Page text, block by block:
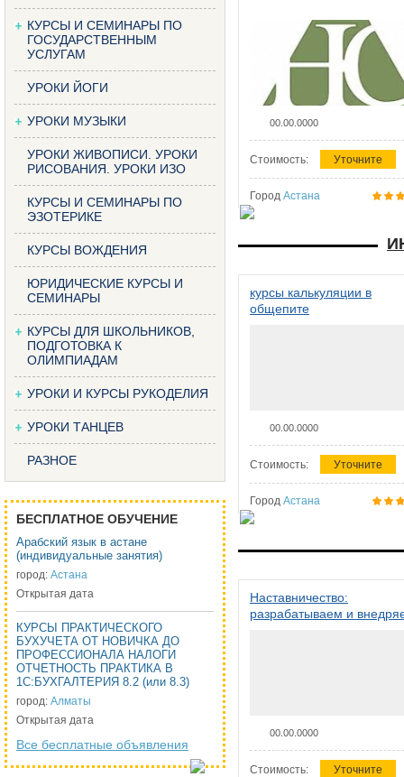
КУРСЫ И СЕМИНАРЫ ПО
ГОСУДАРСТВЕННЫМ
УСЛУГАМ
УРОКИ ЙОГИ
УРОКИ МУЗЫКИ
УРОКИ ЖИВОПИСИ. УРОКИ
РИСОВАНИЯ. УРОКИ ИЗО
КУРСЫ И СЕМИНАРЫ ПО
ЭЗОТЕРИКЕ
КУРСЫ ВОЖДЕНИЯ
ЮРИДИЧЕСКИЕ КУРСЫ И
СЕМИНАРЫ
КУРСЫ ДЛЯ ШКОЛЬНИКОВ,
ПОДГОТОВКА К
ОЛИМПИАДАМ
УРОКИ И КУРСЫ РУКОДЕЛИЯ
УРОКИ ТАНЦЕВ
РАЗНОЕ
БЕСПЛАТНОЕ ОБУЧЕНИЕ
Арабский язык в астане
(индивидуальные занятия)
город: Астана
Открытая дата
КУРСЫ ПРАКТИЧЕСКОГО
БУХУЧЕТА ОТ НОВИЧКА ДО
ПРОФЕССИОНАЛА НАЛОГИ
ОТЧЕТНОСТЬ ПРАКТИКА В
1С:БУХГАЛТЕРИЯ 8.2 (или 8.3)
город: Алматы
Открытая дата
Все бесплатные объявления
00.00.0000
Стоимость: Уточните
Город Астана
курсы калькуляции в
общепите
00.00.0000
Стоимость: Уточните
Город Астана
Наставничество:
разрабатываем и
00.00.0000
Стоимость: Уточните